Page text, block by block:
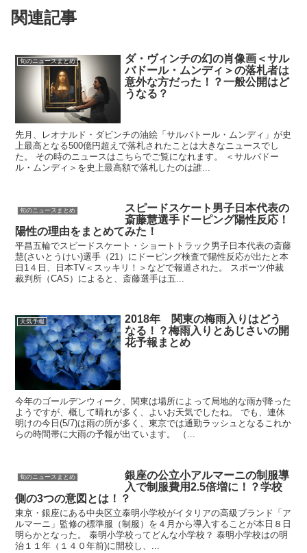
関連記事
旬のニュースまとめ
ダ・ヴィンチの幻の肖像画＜サル
バドール・ムンディ＞の落札者は
意外な方だった！？一般公開はど
うなる？
先月、レオナルド・ダビンチの油絵「サルバトール・ムンディ」が史
上最高となる500億円超えで落札されたことは大きなニュースでし
た。 その時のニュースはこちらでご覧になれます。 ＜サルバドー
ル・ムンディ＞を史上最高額で落札したのは誰...
旬のニュースまとめ
スピードスケート男子日本代表の
斎藤慧選手ドーピング陽性反応！
陽性の理由をまとめてみた！
平昌五輪でスピードスケート・ショートトラック男子日本代表の斎藤
慧(さいとうけい)選手（21）にドーピング検査で陽性反応が出たと本
日1４日、日本TV＜スッキリ！＞などで報道された。 スポーツ仲裁
裁判所（CAS）によると、斎藤選手は五...
天気予報
2018年 関東の梅雨入りはどう
なる！？梅雨入りとあじさいの開
花予報まとめ
今年のゴールデンウィーク、関東は場所によって局地的な雨が降った
ようですが、概して晴れが多く、よいお天気でしたね。 でも、連休
明けの今日(5/7)は雨の所が多く、東京では通勤ラッシュとなるこれか
らの時間帯に大雨の予報が出ています。 （...
旬のニュースまとめ
銀座の公立小アルマーニの制服導
入で制服費用2.5倍増に！？学校
側の3つの意図とは！？
東京・銀座にある中央区立泰明小学校がイタリアの高級ブランド「ア
ルマーニ」監修の標準服（制服）を４月から導入することが本日８日
明らかとなった。 泰明小学校ってどんな小学校？ 泰明小学校はの明
治１１年（１４０年前)に開校し、...